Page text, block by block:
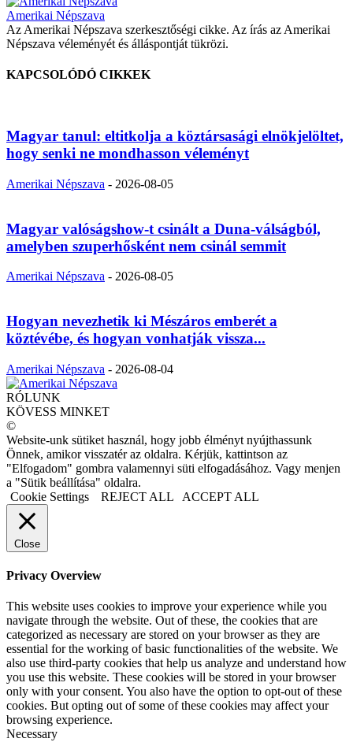
Amerikai Népszava
Az Amerikai Népszava szerkesztőségi cikke. Az írás az Amerikai
Népszava véleményét és álláspontját tükrözi.
KAPCSOLÓDÓ CIKKEK
Magyar tanul: eltitkolja a köztársasági elnökjelöltet,
hogy senki ne mondhasson véleményt
Amerikai Népszava - 2026-08-05
Magyar valóságshow-t csinált a Duna-válságból,
amelyben szuperhősként nem csinál semmit
Amerikai Népszava - 2026-08-05
Hogyan nevezhetik ki Mészáros emberét a
köztévébe, és hogyan vonhatják vissza...
Amerikai Népszava - 2026-08-04
RÓLUNK
KÖVESS MINKET
©
Website-unk sütiket használ, hogy jobb élményt nyújthassunk
Önnek, amikor visszatér az oldalra. Kérjük, kattintson az
"Elfogadom" gombra valamennyi süti elfogadásához. Vagy menjen
a "Sütik beállítása" oldalra.
Cookie Settings
REJECT ALL ACCEPT ALL
Close
Privacy Overview
This website uses cookies to improve your experience while you
navigate through the website. Out of these, the cookies that are
categorized as necessary are stored on your browser as they are
essential for the working of basic functionalities of the website. We
also use third-party cookies that help us analyze and understand how
you use this website. These cookies will be stored in your browser
only with your consent. You also have the option to opt-out of these
cookies. But opting out of some of these cookies may affect your
browsing experience.
Necessary